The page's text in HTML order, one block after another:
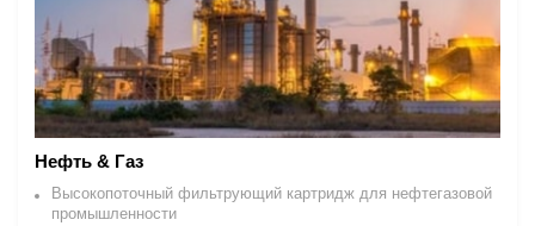
Нефть & Газ
Высокопоточный фильтрующий картридж для нефтегазовой
промышленности